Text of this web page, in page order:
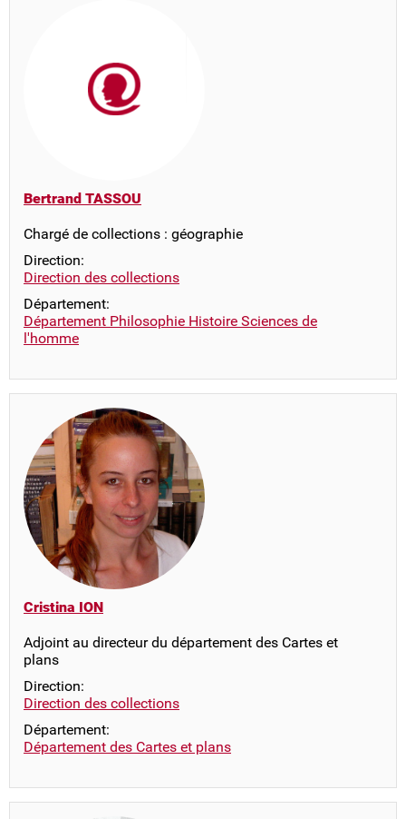
Bertrand TASSOU
Chargé de collections : géographie
Direction:
Direction des collections
Département:
Département Philosophie Histoire Sciences de
l'homme
Cristina ION
Adjoint au directeur du département des Cartes et
plans
Direction:
Direction des collections
Département:
Département des Cartes et plans